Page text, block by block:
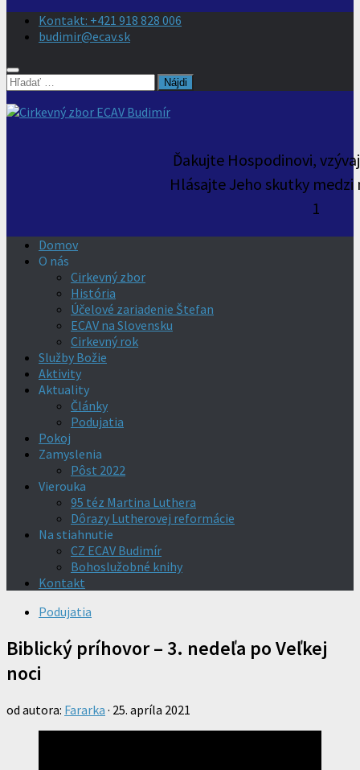
Kontakt: +421 918 828 006
budimir@ecav.sk
Hľadať:
Ďakujte Hospodinovi,
Hlásajte Jeho skutky medzi
1
Domov
O nás
Cirkevný zbor
História
Účelové zariadenie Štefan
ECAV na Slovensku
Cirkevný rok
Služby Božie
Aktivity
Aktuality
Články
Podujatia
Pokoj
Zamyslenia
Pôst 2022
Vierouka
95 téz Martina Luthera
Dôrazy Lutherovej reformácie
Na stiahnutie
CZ ECAV Budimír
Bohoslužobné knihy
Kontakt
Podujatia
Biblický príhovor – 3. nedeľa po Veľkej
noci
od autora: Fararka · 25. apríla 2021